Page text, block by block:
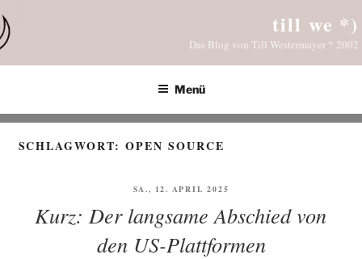
Inhalt
springen
till we *)
Das Blog von Till Westermayer * 2002
Menü
SCHLAGWORT:OPEN SOURCE
VERÖFFENTLICHT
SA., 12. APRIL 2025
Kurz: Der langsame Abschied von
den US-Plattformen